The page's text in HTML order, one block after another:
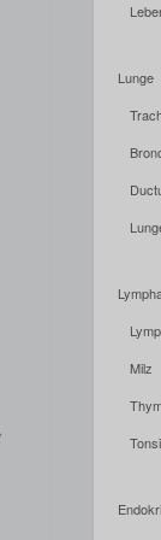
Lunge
Milz